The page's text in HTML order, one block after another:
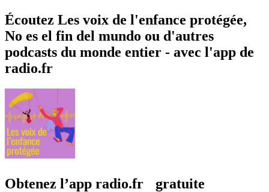
Écoutez Les voix de l'enfance protégée,
No es el fin del mundo ou d'autres
podcasts du monde entier - avec l'app de
radio.fr
Obtenez l’app radio.fr gratuite